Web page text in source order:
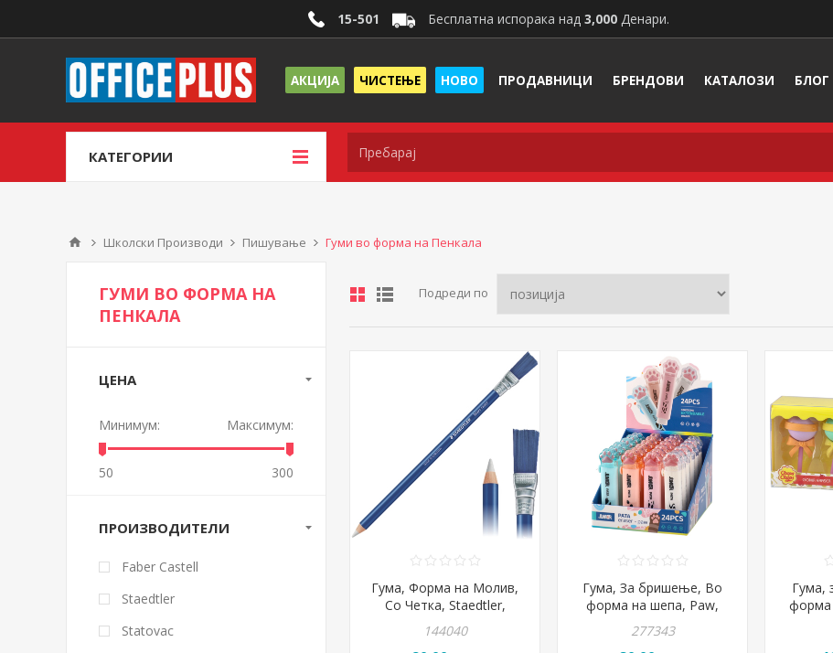
15-501 Бесплатна испорака над 3,000 Денари.
АКЦИЈА ЧИСТЕЊЕ НОВО ПРОДАВНИЦИ БРЕНДОВИ КАТАЛОЗИ БЛОГ
КАТЕГОРИИ
Школски Производи Пишување Гуми во форма на Пенкала
Подреди по
Гума, Форма на Молив,
Со Четка, Staedtler,
Mars® rasor, 526 61
144040
Гума, За бришење, Во
форма на шепа, Paw,
Statovac, Junior Pata,
131424
277343
Гума,
форма
ГУМИ ВО ФОРМА НА
ПЕНКАЛА
ЦЕНА
Минимум: Максимум:
50 300
ПРОИЗВОДИТЕЛИ
Faber Castell
Staedtler
Statovac